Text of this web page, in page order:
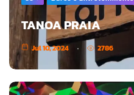
TANOA PRAIA
Jul 10, 2024 2786